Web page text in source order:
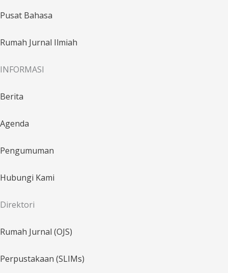
Pusat Bahasa
Rumah Jurnal Ilmiah
INFORMASI
Berita
Agenda
Pengumuman
Hubungi Kami
Direktori
Rumah Jurnal (OJS)
Perpustakaan (SLIMs)